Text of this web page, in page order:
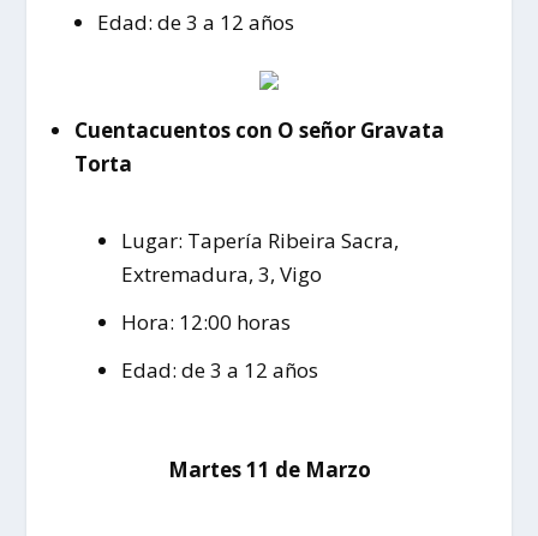
Edad: de 3 a 12 años
Cuentacuentos con O señor Gravata
Torta
Lugar: Tapería Ribeira Sacra,
Extremadura, 3, Vigo
Hora: 12:00 horas
Edad: de 3 a 12 años
Martes 11 de Marzo